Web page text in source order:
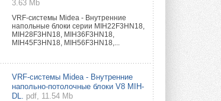
3.63 Mb
VRF-системы Midea - Внутренние
напольные блоки серии MIH22F3HN18,
MIH28F3HN18, MIH36F3HN18,
MIH45F3HN18, MIH56F3HN18,...
VRF-системы Midea - Внутренние
напольно-потолочные блоки V8 MIH-
DL.
pdf, 11.54 Mb